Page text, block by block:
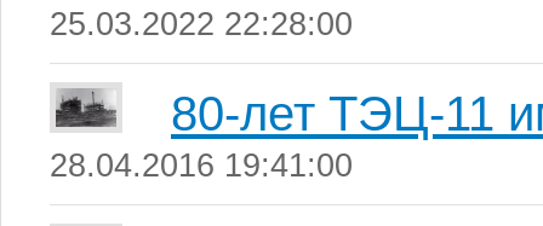
25.03.2022 22:28:00
80-лет ТЭЦ-11
28.04.2016 19:41:00